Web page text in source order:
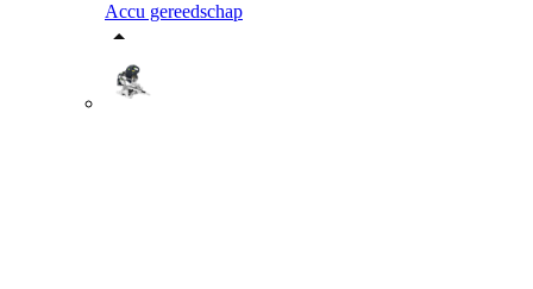
Accu gereedschap